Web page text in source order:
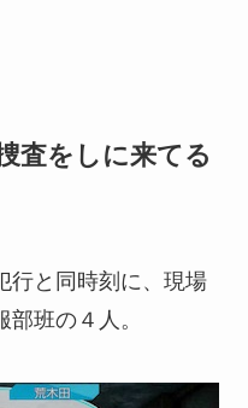
査をしに来てる
行と同時刻に、現場
班の４人。